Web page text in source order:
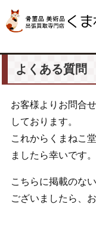
よくある質問
お客様よりお問合
しております。
これからくまねこ
ましたら幸いです。
こちらに掲載のな
ございましたら、